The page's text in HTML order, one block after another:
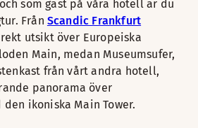
som gäst på våra hotell är du
Från Scandic Frankfurt
utsikt över Europeiska
Main, medan Museumsufer,
från vårt andra hotell,
panorama över
ikoniska Main Tower.